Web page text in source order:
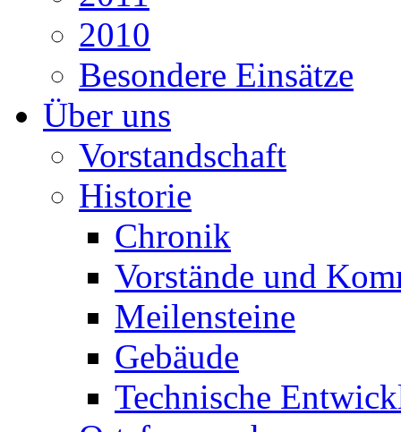
2010
Besondere Einsätze
Über uns
Vorstandschaft
Historie
Chronik
Vorstände und
Meilensteine
Gebäude
Technische